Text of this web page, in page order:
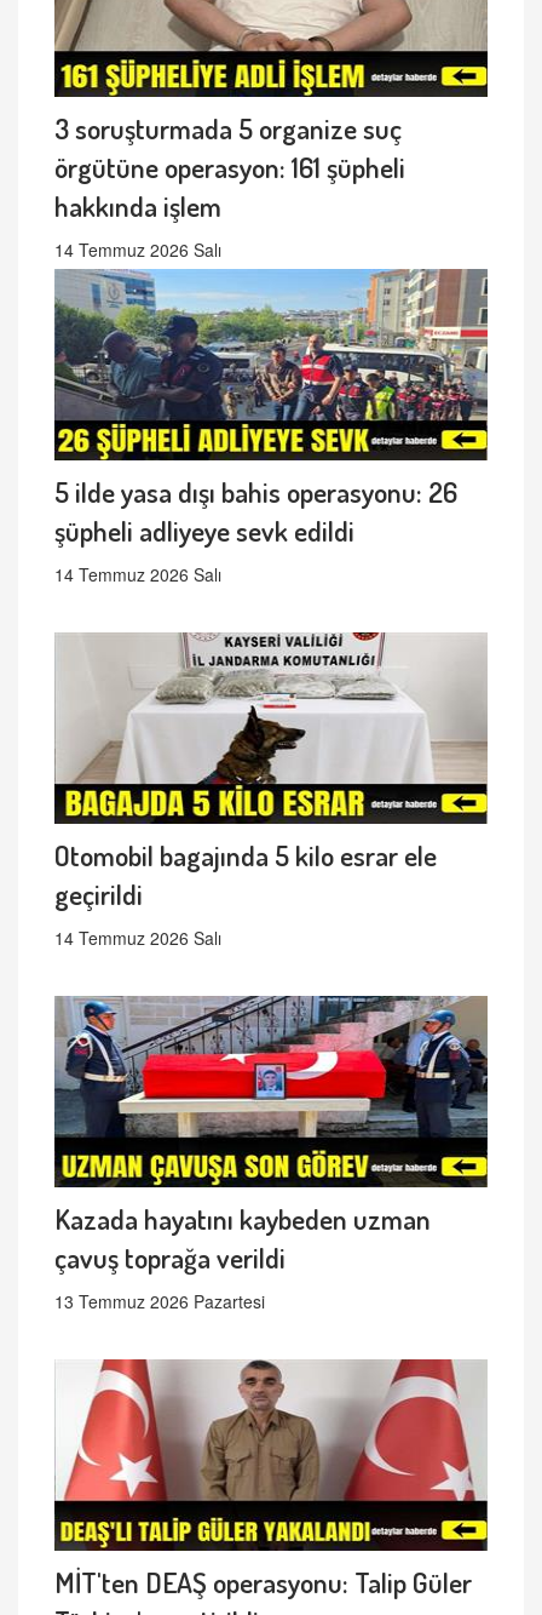
3 soruşturmada 5 organize suç
örgütüne operasyon: 161 şüpheli
hakkında işlem
14 Temmuz 2026 Salı
5 ilde yasa dışı bahis operasyonu: 26
şüpheli adliyeye sevk edildi
14 Temmuz 2026 Salı
Otomobil bagajında 5 kilo esrar ele
geçirildi
14 Temmuz 2026 Salı
Kazada hayatını kaybeden uzman
çavuş toprağa verildi
13 Temmuz 2026 Pazartesi
MİT'ten DEAŞ operasyonu: Talip Güler